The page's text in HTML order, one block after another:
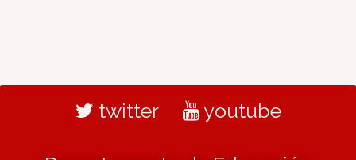
twitter youtube